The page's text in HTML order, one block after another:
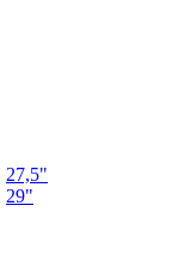
27,5"
29"